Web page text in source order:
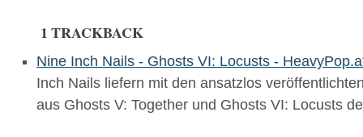
1 TRACKBACK
Nine Inch Nails - Ghosts VI: Locusts -
Inch Nails liefern mit den ansatzlos
aus Ghosts V: Together und Ghosts VI: Locusts